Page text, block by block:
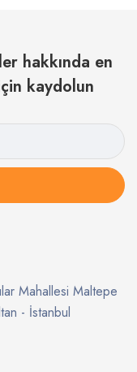
hakkında en
kaydolun
Mahallesi Maltepe
- İstanbul